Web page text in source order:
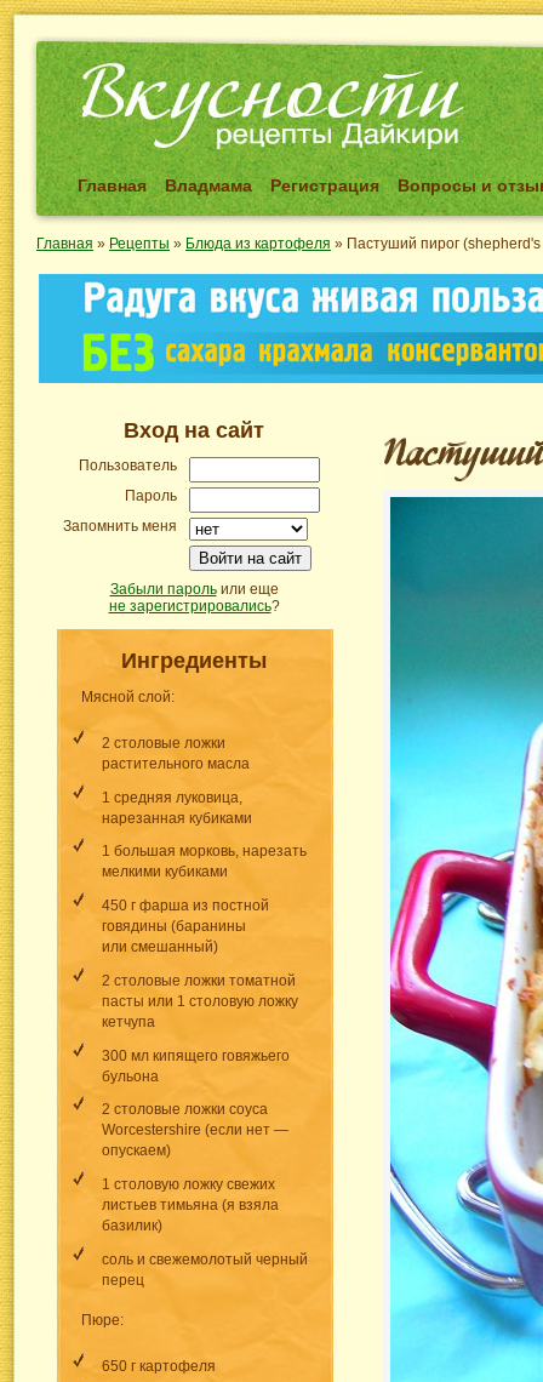
Главная Владмама Регистрация Вопросы и
Главная » Рецепты » Блюда из картофеля » Пастуший пирог
Вход на сайт
Пользователь
Пароль
Запомнить меня
Войти на сайт
Забыли парольили еще
не зарегистрировались?
Ингредиенты
Мясной слой:
2 столовые ложки
растительного масла
1 средняя луковица,
нарезанная кубиками
1 большая морковь, нарезать
мелкими кубиками
450 г фарша из постной
говядины (баранины
или смешанный)
2 столовые ложки томатной
пасты или 1 столовую ложку
кетчупа
300 мл кипящего говяжьего
бульона
2 столовые ложки соуса
Worcestershire (если нет —
опускаем)
1 столовую ложку свежих
листьев тимьяна (я взяла
базилик)
соль и свежемолотый черный
перец
Пюре:
650 г картофеля